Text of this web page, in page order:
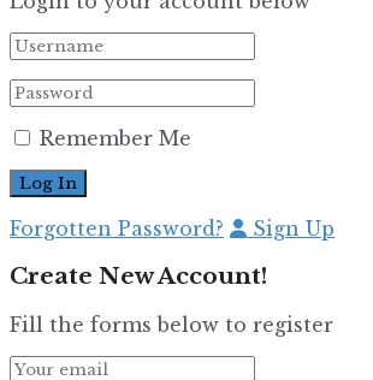
Remember Me
Forgotten Password? Sign Up
Create New Account!
Fill the forms below to register